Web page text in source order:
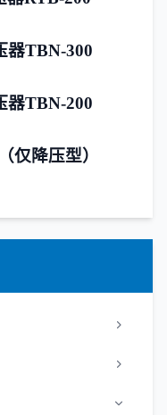
器TBN-300
器TBN-200
仅降压型）